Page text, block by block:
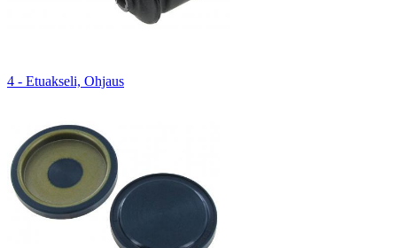
4 - Etuakseli, Ohjaus